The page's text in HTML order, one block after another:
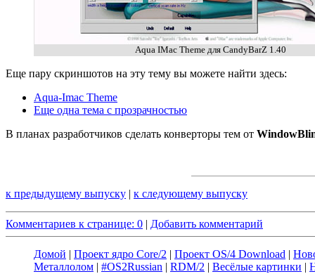
Aqua IMac Theme для CandyBarZ 1.40
Еще пару скриншотов на эту тему вы можете найти здесь:
Aqua-Imac Theme
Еще одна тема с прозрачностью
В планах разработчиков сделать конверторы тем от
к предыдущему выпуску | к следующему выпуску
Комментариев к странице: 0 | Добавить комментарий
Домой | Проект ядро Core/2 | Проект OS/4 Download |
Металлолом | #OS2Russian | RDM/2 | Весёлые картинки |